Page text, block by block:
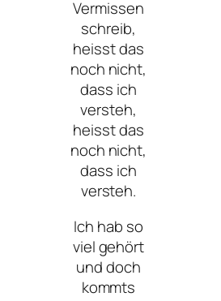
Vermissen
schreib,
heisst das
noch nicht,
dass ich
versteh,
heisst das
noch nicht,
dass ich
versteh.
Ich hab so
viel gehört
und doch
kommts